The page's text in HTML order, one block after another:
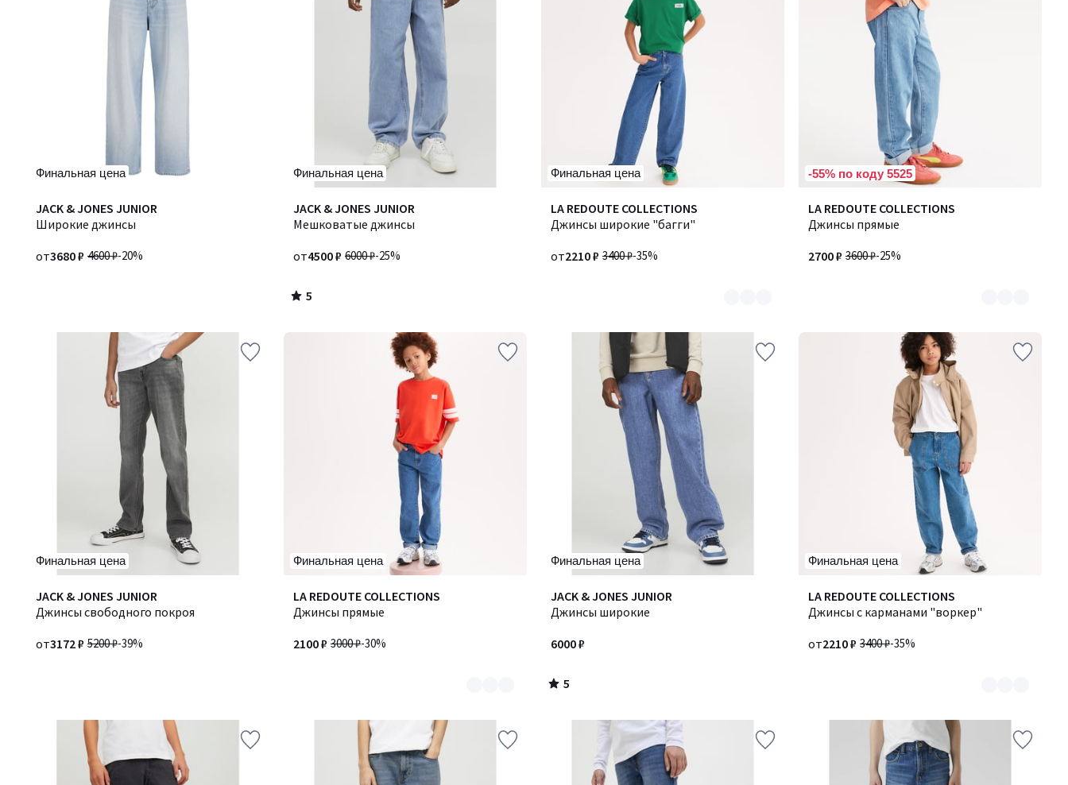
Финальная цена
JACK & JONES JUNIOR
Широкие джинсы
4600 ₽-20%
от3680 ₽
Финальная цена
JACK & JONES JUNIOR
Мешковатые джинсы
6000 ₽-25%
от4500 ₽
5
/
5
/
Финальная цена
LA REDOUTE COLLECTIONS
Джинсы широкие "багги"
3400 ₽-35%
от2210 ₽
Количество
цветов:
-55% по коду 5525
LA REDOUTE COLLECTIONS
Джинсы прямые
3600 ₽-25%
2700 ₽
Количество
цветов:
Финальная цена
JACK & JONES JUNIOR
Джинсы свободного покроя
5200 ₽-39%
от3172 ₽
Финальная цена
LA REDOUTE COLLECTIONS
Джинсы прямые
3000 ₽-30%
2100 ₽
Количество
цветов:
Финальная цена
JACK & JONES JUNIOR
Джинсы широкие
6000 ₽
5
/
5
/
Финальная цена
LA REDOUTE COLLECTIONS
Джинсы с карманами "воркер"
3400 ₽-35%
от2210 ₽
Количество
цветов: